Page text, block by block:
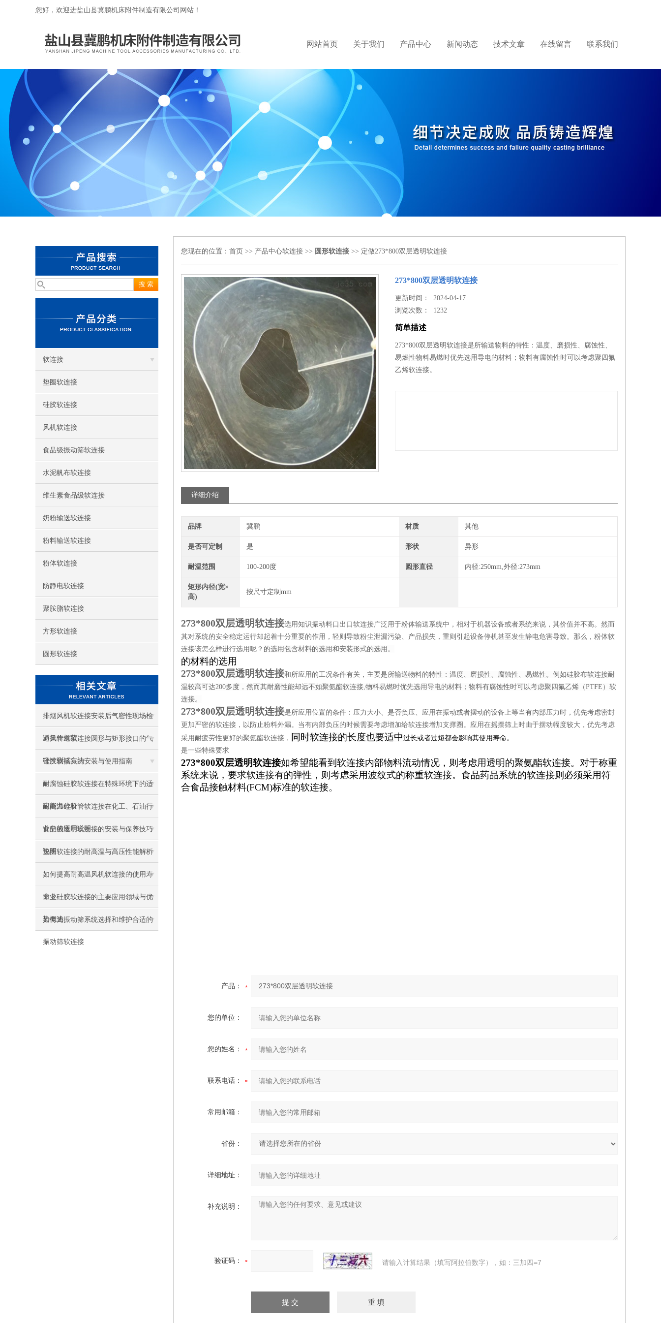
您好，欢迎进盐山县冀鹏机床附件制造有限公司网站！
网站首页 关于我们 产品中心 新闻动态 技术文章 在线留言 联系我们
软连接
垫圈软连接
硅胶软连接
风机软连接
食品级振动筛软连接
水泥帆布软连接
维生素食品级软连接
奶粉输送软连接
粉料输送软连接
粉体软连接
防静电软连接
聚胺脂软连接
方形软连接
圆形软连接
排烟风机软连接安装后气密性现场检
测操作规范
通风管道软连接圆形与矩形接口的气
密性测试方法
硅胶软接头的安装与使用指南
耐腐蚀硅胶软连接在特殊环境下的适
应能力分析
耐高温硅胶管软连接在化工、石油行
业中的应用说明
食品级透明软连接的安装与保养技巧
说明
垫圈软连接的耐高温与高压性能解析
如何提高耐高温风机软连接的使用寿
命？
工业硅胶软连接的主要应用领域与优
势概述
如何为振动筛系统选择和维护合适的
振动筛软连接
您现在的位置： 首页 >> 产品中心软连接 >> 圆形软连接 >> 定做273*800双层透明软连接
273*800双层透明软连接
更新时间： 2024-04-17
浏览次数： 1232
简单描述
273*800双层透明软连接是所输送物料的特性：温度、磨损性、腐蚀性、
易燃性物料易燃时优先选用导电的材料；物料有腐蚀性时可以考虑聚四氟
乙烯软连接。
详细介绍
品牌 冀鹏 材质 其他
是否可定制 是 形状 异形
耐温范围 100-200度 圆形直径 内径:250mm,外径:273mm
矩形内径(宽×
高)
按尺寸定制mm
273*800双层透明软连接选用知识振动料口出口软连接广泛用于粉体输送系统中，相对于机器设备或者系统来说，其价值并不高。然而
其对系统的安全稳定运行却起着十分重要的作用，轻则导致粉尘泄漏污染、产品损失，重则引起设备停机甚至发生静电危害导致。那么，粉体软
连接该怎么样进行选用呢？ 的选用包含材料的选用和安装形式的选用。
的材料的选用
273*800双层透明软连接和所应用的工况条件有关，主要是所输送物料的特性：温度、磨损性、腐蚀性、易燃性。例如硅胶布软连接耐
温较高可达200多度，然而其耐磨性能却远不如聚氨酯软连接,物料易燃时优先选用导电的材料；物料有腐蚀性时可以考虑聚四氟乙烯（PTFE）软
连接。
273*800双层透明软连接是所应用位置的条件：压力大小、是否负压、应用在振动或者摆动的设备上等当有内部压力时，优先考虑密封
更加严密的软连接，以防止粉料外漏。当有内部负压的时候需要考虑增加给软连接增加支撑圈。应用在摇摆筛上时由于摆动幅度较大，优先考虑
采用耐疲劳性更好的聚氨酯软连接， 同时软连接的长度也要适中过长或者过短都会影响其使用寿命。
是一些特殊要求
273*800双层透明软连接如希望能看到软连接内部物料流动情况，则考虑用透明的聚氨酯软连接。对于称重
系统来说，要求软连接有的弹性，则考虑采用波纹式的称重软连接。食品药品系统的软连接则必须采用符
合食品接触材料(FCM)标准的软连接。
产品：
您的单位：
您的姓名：
联系电话：
常用邮箱：
省份：
详细地址：
补充说明：
验证码： 请输入计算结果（填写阿拉伯数字），如：三加四=7